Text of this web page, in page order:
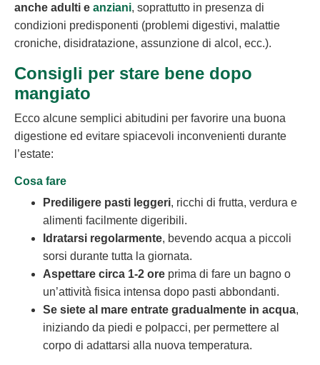
anche adulti e anziani, soprattutto in presenza di
condizioni predisponenti (problemi digestivi, malattie
croniche, disidratazione, assunzione di alcol, ecc.).
Consigli per stare bene dopo
mangiato
Ecco alcune semplici abitudini per favorire una buona
digestione ed evitare spiacevoli inconvenienti durante
l’estate:
Cosa fare
Prediligere pasti leggeri, ricchi di frutta, verdura e
alimenti facilmente digeribili.
Idratarsi regolarmente, bevendo acqua a piccoli
sorsi durante tutta la giornata.
Aspettare circa 1-2 ore prima di fare un bagno o
un’attività fisica intensa dopo pasti abbondanti.
Se siete al mare entrate gradualmente in acqua,
iniziando da piedi e polpacci, per permettere al
corpo di adattarsi alla nuova temperatura.